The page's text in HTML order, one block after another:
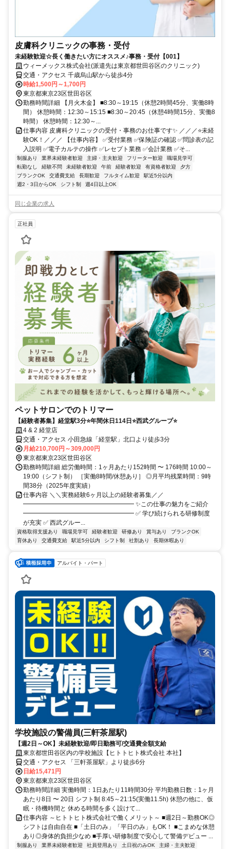
皮膚科クリニックの事務・受付
未経験歓迎☆長く働きたい方にオススメ♪事務・受付【001】
ウィーメックス株式会社(派遣先は東京都世田谷区のクリニック)
交通・アクセス 千歳烏山駅から徒歩4分
時給1,500円～1,700円
東京都東京23区世田谷区
勤務時間詳細 【月火木金】 ■8:30～19:15（休憩2時間45分、実働8時
間） 休憩時間：12:30～15:15 ■8:30～20:45（休憩4時間15分、実働8
時間） 休憩時間：12:30～...
仕事内容 皮膚科クリニックの受付・事務のお仕事です✨ ／／／⭐未経
験OK！／／／ 【仕事内容】 ✅受付業務 ✅保険証の確認 ✅問診表の記
入説明 ✅電子カルテの操作 ✅レセプト業務 ✅会計業務 ✅そ...
制服あり 業界未経験者歓迎 主婦・主夫歓迎 フリーター歓迎
職場見学可
転勤なし
経験不問 未経験者歓迎 午前 経験者歓迎 有資格者歓迎
夕方
ブランクOK
交通費支給 長期歓迎 フルタイム歓迎
駅近5分以内
週2・3日からOK
シフト制 週4日以上OK
同じ企業の求人
正社員
ペットサロンでのトリマー
【経験者募集】経堂駅3分⭐年間休日114日⭐西武グループ⭐
4 & 2 経堂店
交通・アクセス 小田急線「経堂駅」北口より徒歩3分
月給210,700円～309,000円
東京都東京23区世田谷区
勤務時間詳細 総労働時間：1ヶ月あたり152時間 〜 176時間 10:00～
19:00（シフト制） ［実働8時間/休憩あり］ ◎月平均残業時間：9時
間38分（2025年度実績）
仕事内容 ＼＼実務経験6ヶ月以上の経験者募集／／
━━━━━━━━━━━━━━━━━━ ✨この仕事の魅力をご紹介
━━━━━━━━━━━━━━━━━━ ✅ 学び続けられる研修制度
が充実 ✅ 西武グルー...
資格取得支援あり 職場見学可 経験者歓迎 研修あり 賞与あり
ブランクOK
育休あり
交通費支給 駅近5分以内 シフト制 社割あり 長期休暇あり
アルバイト・パート
学校施設の警備員(三軒茶屋駅)
【週2日～OK】未経験歓迎/即日勤務可/交通費全額支給
東京都世田谷区内の学校施設【ヒトトヒト株式会社 本社】
交通・アクセス 「三軒茶屋駅」より徒歩6分
日給15,471円
東京都東京23区世田谷区
勤務時間詳細 実働時間：1日あたり11時間30分 平均勤務日数：1ヶ月
あたり8日 〜 20日 シフト制 8:45～21:15(実働11.5h) 休憩の他に、仮
眠・待機時間と 休める時間を多く設けて...
仕事内容 ～ヒトトヒト株式会社で働くメリット～ ■週2日～勤務OK◎
シフトは自由自在 ■「土日のみ」「平日のみ」もOK！ ■こまめな休憩
あり◎身体的負担少なめ ■手厚い研修制度で安心して警備デビュー ...
制服あり 業界未経験者歓迎 社員登用あり 土日祝のみOK 主婦・主夫歓迎